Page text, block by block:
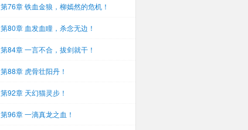
第76章 铁血金狼，柳嫣然的危机！
第80章 血发血瞳，杀念无边！
第84章 一言不合，拔剑就干！
第88章 虎骨壮阳丹！
第92章 天幻猫灵步！
第96章 一滴真龙之血！